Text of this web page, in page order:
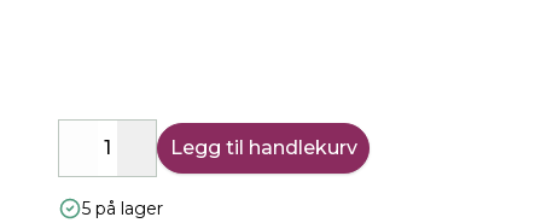
DecreaseIncrease
Legg til handlekurv
5 på lager